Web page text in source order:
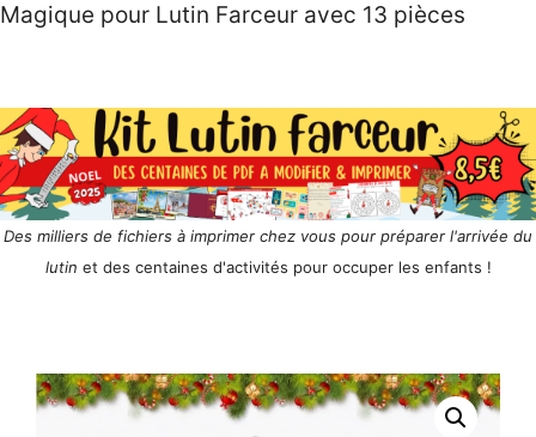
Magique pour Lutin Farceur avec 13 pièces
Des milliers de fichiers à imprimer chez vous pour préparer l'arrivée du
lutin et des centaines d'activités pour occuper les enfants !